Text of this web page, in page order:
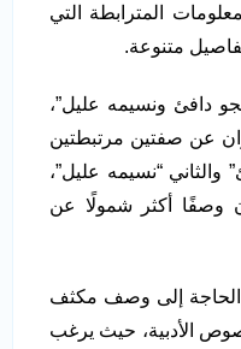
المترابطة التي
متنوعة.
دافئ ونسيمه عليل”،
عن صفتين مرتبطتين
والثاني “نسيمه عليل”،
وصفًا أكثر شمولًا عن
الحاجة إلى وصف مكثف
الأدبية، حيث يرغب